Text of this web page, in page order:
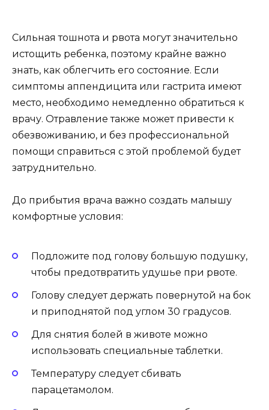
Сильная тошнота и рвота могут значительно
истощить ребенка, поэтому крайне важно
знать, как облегчить его состояние. Если
симптомы аппендицита или гастрита имеют
место, необходимо немедленно обратиться к
врачу. Отравление также может привести к
обезвоживанию, и без профессиональной
помощи справиться с этой проблемой будет
затруднительно.
До прибытия врача важно создать малышу
комфортные условия:
Подложите под голову большую подушку,
чтобы предотвратить удушье при рвоте.
Голову следует держать повернутой на бок
и приподнятой под углом 30 градусов.
Для снятия болей в животе можно
использовать специальные таблетки.
Температуру следует сбивать
парацетамолом.